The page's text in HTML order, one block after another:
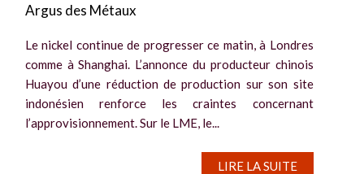
Argus des Métaux
Le nickel continue de progresser ce matin, à Londres
comme à Shanghai. L’annonce du producteur chinois
Huayou d’une réduction de production sur son site
indonésien renforce les craintes concernant
l’approvisionnement. Sur le LME, le...
LIRE LA SUITE